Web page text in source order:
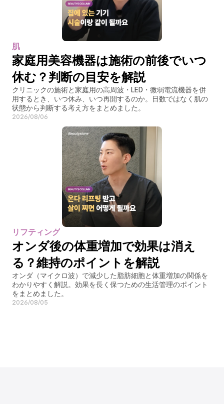
肌
家庭用美容機器は施術の前後でいつ
休む？判断の目安を解説
クリニックの施術と家庭用の高周波・LED・微弱電流機器を併
用するとき、いつ休み、いつ再開するのか。日数ではなく肌の
状態から判断する考え方をまとめました。
2026/08/06
リフティング
オンダ後の体重増加で効果は消え
る？維持のポイントを解説
オンダ（マイクロ波）で減少した脂肪細胞と体重増加の関係を
わかりやすく解説。効果を長く保つための生活管理のポイント
をまとめました。
2026/08/05